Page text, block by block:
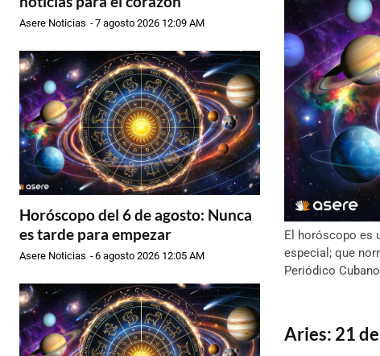
Asere Noticias -7 agosto 2026 12:09 AM
Horóscopo del 6 de agosto: Nunca
es tarde para empezar
Asere Noticias -6 agosto 2026 12:05 AM
El horóscopo es
especial; que
Periódico
Aries: 21